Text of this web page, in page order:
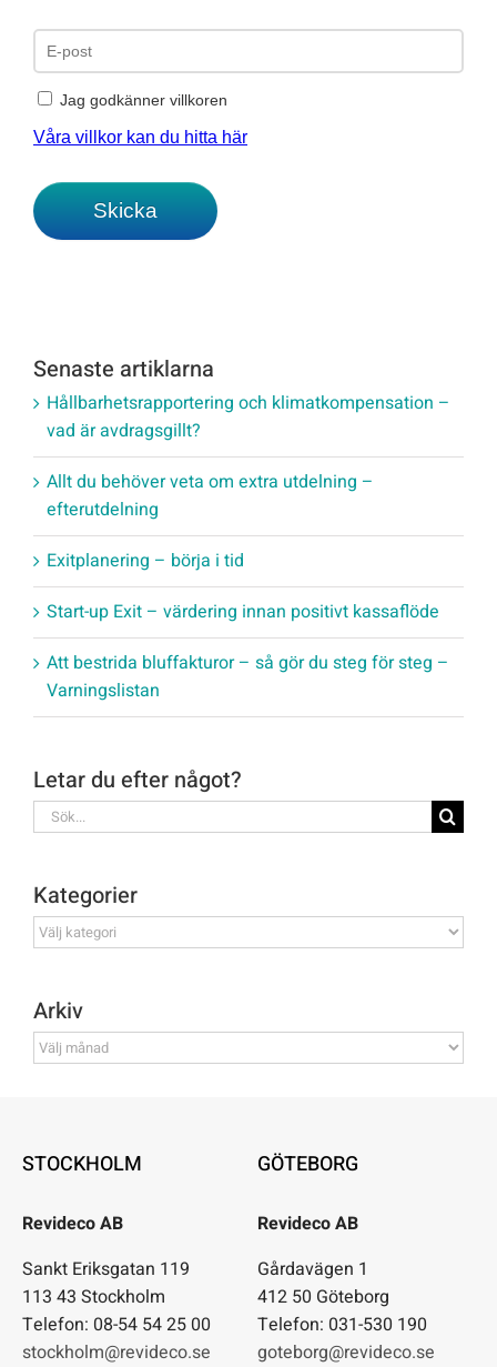
Senaste artiklarna
Hållbarhetsrapportering och klimatkompensation –
vad är avdragsgillt?
Allt du behöver veta om extra utdelning –
efterutdelning
Exitplanering – börja i tid
Start-up Exit – värdering innan positivt kassaflöde
Att bestrida bluffakturor – så gör du steg för steg –
Varningslistan
Letar du efter något?
Sök
efter:
Kategorier
Kategorier
Arkiv
Arkiv
STOCKHOLM
Revideco AB
Sankt Eriksgatan 119
113 43 Stockholm
Telefon: 08-54 54 25 00
stockholm@revideco.se
GÖTEBORG
Revideco AB
Gårdavägen 1
412 50 Göteborg
Telefon: 031-530 190
goteborg@revideco.se